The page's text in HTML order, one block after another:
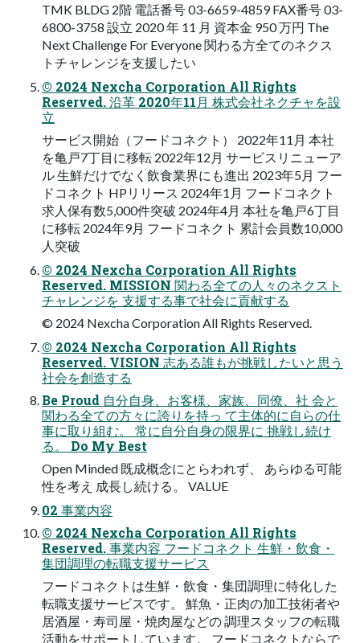
TMK BLDG 2階 電話番号 03-6659-4859 FAX番号 03-
6800-3758 設立 2020 年 11 月 資本金 950 万円 The
Next Challenge For Everyone 関わる方全てのネクス
トチャレンジを支援したい
© 2024 Nexcha Corporation All Rights
Reserved. 沿革 2020年11月 株式会社ネクチャを設
立
サービス開始（フードコネクト） 2022年11月 本社
を亀戸7丁目に移転 2022年12月 サービスリニューア
ル 生鮮だけでなく飲食業界にも進出 2023年5月 フー
ドコネクト HPリリース 2024年1月 フードコネクト
求人保有数5,000件突破 2024年4月 本社を亀戸6丁目
に移転 2024年9月 フードコネクト 累計会員数10,000
人突破
© 2024 Nexcha Corporation All Rights
Reserved. MISSION 関わる全ての人々のネクスト
チャレンジを 支援する事で社会に貢献する
© 2024 Nexcha Corporation All Rights Reserved.
© 2024 Nexcha Corporation All Rights
Reserved. VISION 志ある誰もが挑戦したいと思う
社会を創造する
Be Proud 自分自身、お客様、家族、同僚、社 会と
関わる全ての方々に誇りを持っ て主体的に自らの仕
事に取り組む。 常に自分自身の限界に 挑戦し続け
る。 Do My Best
Open Minded 既成概念にとらわれず、 あらゆる可能
性を考え 成長し続ける。 VALUE
02 事業内容
© 2024 Nexcha Corporation All Rights
Reserved. 事業内容 フードコネクト 生鮮・飲食・
集団調理の転職支援サービス
フードコネクトは生鮮・飲食・集団調理に特化した
転職支援サービスです。 鮮魚・正肉の加工技術者や
居酒屋・寿司屋・焼肉屋などの 調理スタッフの転職
活動をサポートしています。 フードコネクトならで